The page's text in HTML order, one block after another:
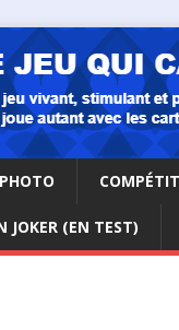
JOKER (EN TEST)